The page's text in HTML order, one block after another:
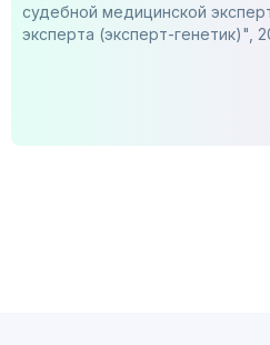
судебной медицинской
эксперта (эксперт-генетик)",